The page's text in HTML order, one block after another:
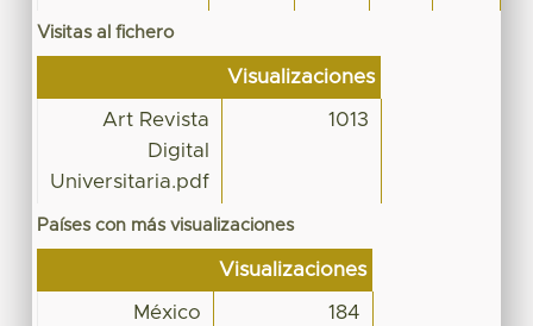
Visitas al fichero
Visualizaciones
Art Revista
Digital
Universitaria.pdf
1013
Países con más visualizaciones
Visualizaciones
México 184